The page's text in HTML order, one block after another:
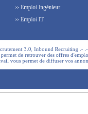
›› Emploi Ingénieur
›› Emploi IT
3.0, Inbound Recruiting .-
de retrouver des offres
vous permet de diffuser vos